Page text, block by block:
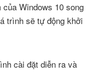
Windows 10 song
trình sẽ tự động khởi